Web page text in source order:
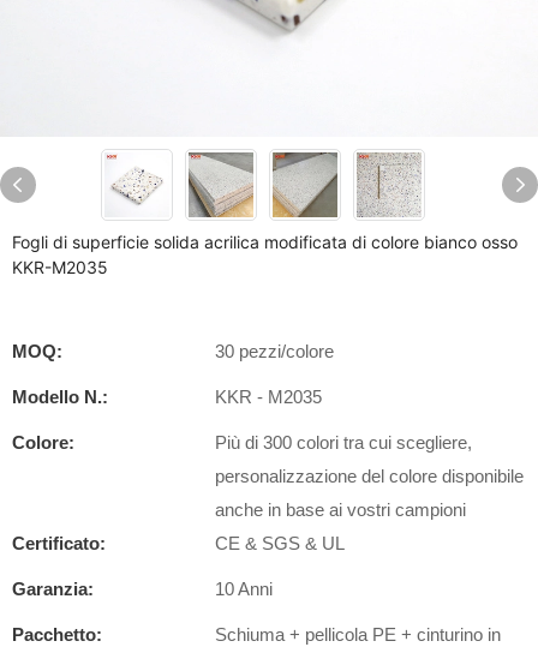
Fogli di superficie solida acrilica modificata di colore bianco osso
KKR-M2035
MOQ: 30 pezzi/colore
Modello N.: KKR - M2035
Colore:
Più di 300 colori tra cui scegliere,
personalizzazione del colore disponibile
anche in base ai vostri campioni
Certificato:
CE & SGS & UL
Garanzia: 10 Anni
Pacchetto:
Schiuma + pellicola PE + cinturino in